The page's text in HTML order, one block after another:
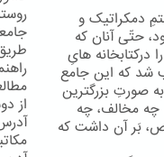
دمکراتیک و
حتّی آنان که
هایِ
شد که این جامع
صورتِ بزرگترین
چه مخالف، چه
بَر آن داشت که
از